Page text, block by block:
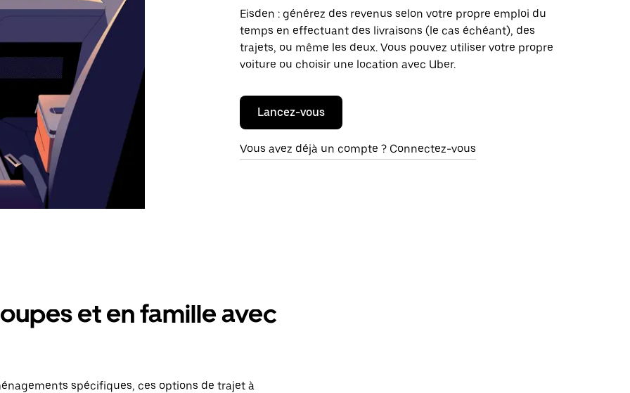
Eisden : générez des revenus selon votre propre emploi du
temps en effectuant des livraisons (le cas échéant), des
trajets, ou même les deux. Vous pouvez utiliser votre propre
voiture ou choisir une location avec Uber.
Lancez-vous
Vous avez déjà un compte ? Connectez-vous
et en famille avec
spécifiques, ces options de trajet à